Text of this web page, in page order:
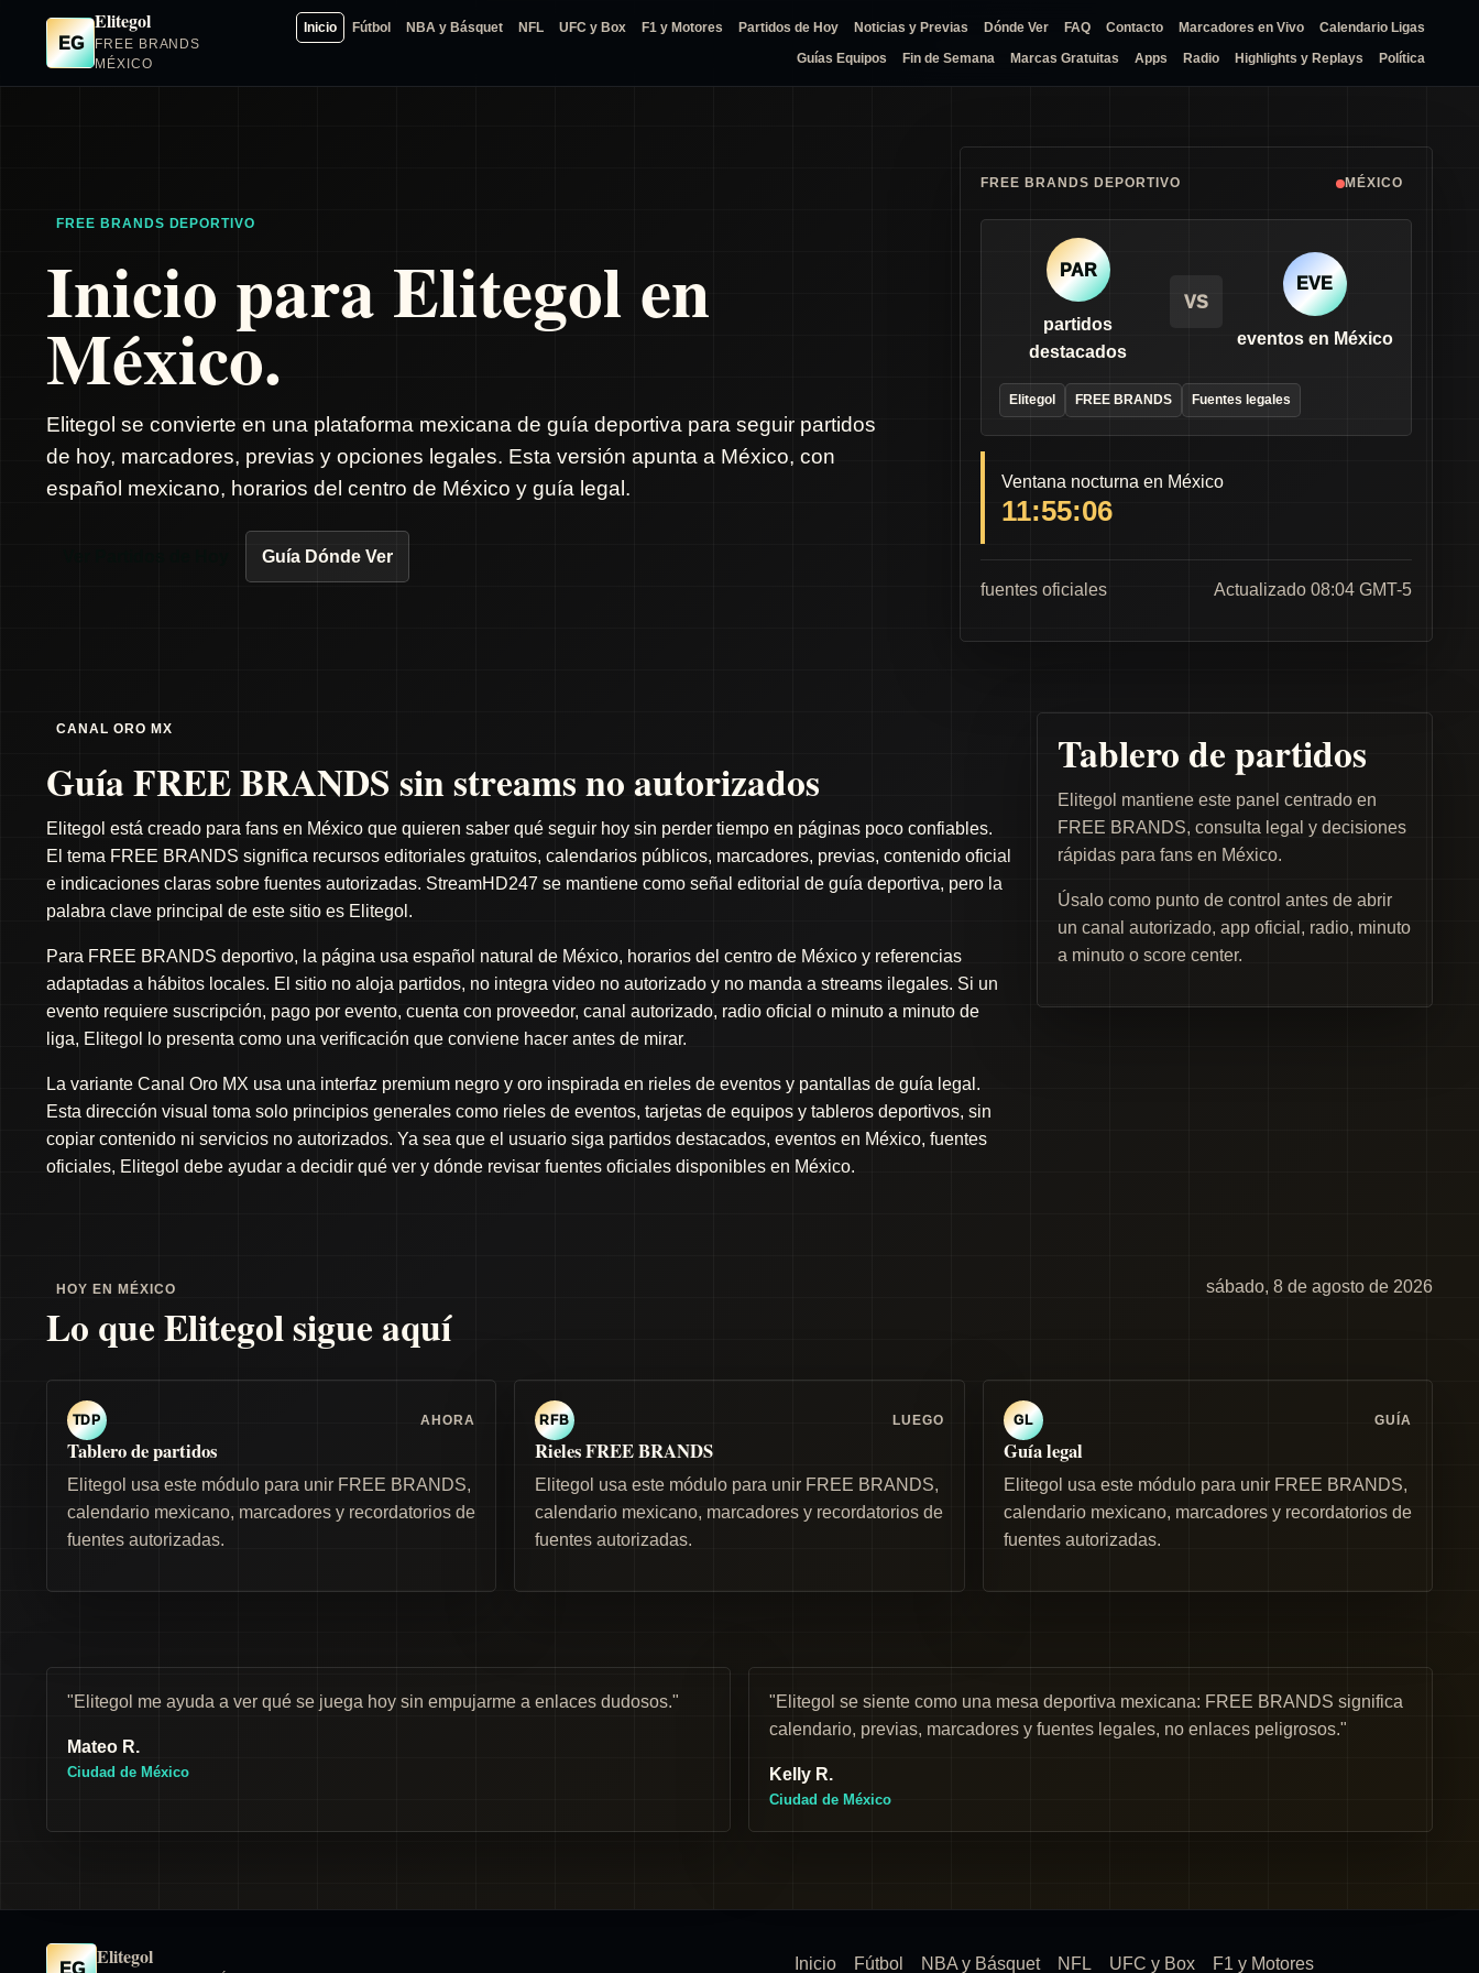
EG
Elitegol
FREE BRANDS
MÉXICO
Inicio Fútbol NBA y Básquet NFL UFC y Box F1 y Motores Partidos de Hoy Noticias y Previas Dónde Ver FAQ Contacto Marcadores en Vivo Calendario Ligas
Guías Equipos Fin de Semana Marcas Gratuitas Apps Radio Highlights y Replays Política
FREE BRANDS DEPORTIVO
Inicio para Elitegol en
México.
Elitegol se convierte en una plataforma mexicana de guía deportiva para seguir partidos
de hoy, marcadores, previas y opciones legales. Esta versión apunta a México, con
español mexicano, horarios del centro de México y guía legal.
Guía Dónde Ver
FREE BRANDS DEPORTIVO MÉXICO
PAR
partidos
destacados
VS
EVE
eventos en México
Elitegol FREE BRANDS Fuentes legales
Ventana nocturna en México
11:55:06
fuentes oficiales Actualizado 08:04 GMT-5
CANAL ORO MX
Guía FREE BRANDS sin streams no autorizados
Elitegol está creado para fans en México que quieren saber qué seguir hoy sin perder tiempo en páginas poco confiables.
El tema FREE BRANDS significa recursos editoriales gratuitos, calendarios públicos, marcadores, previas, contenido oficial
e indicaciones claras sobre fuentes autorizadas. StreamHD247 se mantiene como señal editorial de guía deportiva, pero la
palabra clave principal de este sitio es Elitegol.
Para FREE BRANDS deportivo, la página usa español natural de México, horarios del centro de México y referencias
adaptadas a hábitos locales. El sitio no aloja partidos, no integra video no autorizado y no manda a streams ilegales. Si un
evento requiere suscripción, pago por evento, cuenta con proveedor, canal autorizado, radio oficial o minuto a minuto de
liga, Elitegol lo presenta como una verificación que conviene hacer antes de mirar.
La variante Canal Oro MX usa una interfaz premium negro y oro inspirada en rieles de eventos y pantallas de guía legal.
Esta dirección visual toma solo principios generales como rieles de eventos, tarjetas de equipos y tableros deportivos, sin
copiar contenido ni servicios no autorizados. Ya sea que el usuario siga partidos destacados, eventos en México, fuentes
oficiales, Elitegol debe ayudar a decidir qué ver y dónde revisar fuentes oficiales disponibles en México.
Tablero de partidos
Elitegol mantiene este panel centrado en
FREE BRANDS, consulta legal y decisiones
rápidas para fans en México.
Úsalo como punto de control antes de abrir
un canal autorizado, app oficial, radio, minuto
a minuto o score center.
HOY EN MÉXICO
Lo que Elitegol sigue aquí
sábado, 8 de agosto de 2026
TDP AHORA
Tablero de partidos
Elitegol usa este módulo para unir FREE BRANDS,
calendario mexicano, marcadores y recordatorios de
fuentes autorizadas.
RFB LUEGO
Rieles FREE BRANDS
Elitegol usa este módulo para unir FREE BRANDS,
calendario mexicano, marcadores y recordatorios de
fuentes autorizadas.
GL GUÍA
Guía legal
Elitegol usa este módulo para unir FREE BRANDS,
calendario mexicano, marcadores y recordatorios de
fuentes autorizadas.
"Elitegol me ayuda a ver qué se juega hoy sin empujarme a enlaces dudosos."
Mateo R.
Ciudad de México
"Elitegol se siente como una mesa deportiva mexicana: FREE BRANDS significa
calendario, previas, marcadores y fuentes legales, no enlaces peligrosos."
Kelly R.
Ciudad de México
EG Elitegol Inicio Fútbol NBA y Básquet NFL UFC y Box F1 y Motores